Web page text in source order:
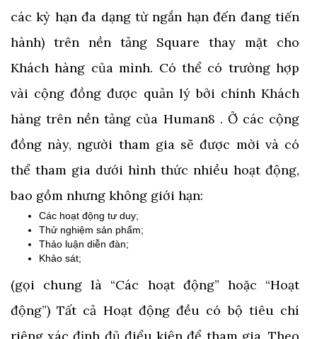
các kỳ hạn đa dạng từ ngắn hạn đến đang tiến
hành) trên nền tảng Square thay mặt cho
Khách hàng của mình. Có thể có trường hợp
vài cộng đồng được quản lý bởi chính Khách
hàng trên nền tảng của Human8 . Ở các cộng
đồng này, người tham gia sẽ được mời và có
thể tham gia dưới hình thức nhiều hoạt động,
bao gồm nhưng không giới hạn:
Các hoạt động tư duy;
Thử nghiệm sản phẩm;
Thảo luận diễn đàn;
Khảo sát;
(gọi chung là “Các hoạt động” hoặc “Hoạt
động”) Tất cả Hoạt động đều có bộ tiêu chí
riêng xác định đủ điểu kiện để tham gia. Theo